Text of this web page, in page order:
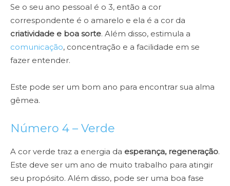
Se o seu ano pessoal é o 3, então a cor
correspondente é o amarelo e ela é a cor da
criatividade e boa sorte. Além disso, estimula a
comunicação, concentração e a facilidade em se
fazer entender.
Este pode ser um bom ano para encontrar sua alma
gêmea.
Número 4 – Verde
A cor verde traz a energia da esperança, regeneração.
Este deve ser um ano de muito trabalho para atingir
seu propósito. Além disso, pode ser uma boa fase